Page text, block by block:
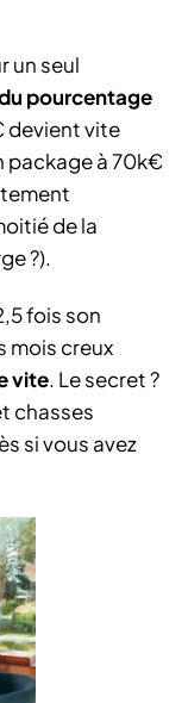
un seul
pourcentage
devient vite
package à 70k€
de la
?).
fois son
mois creux
vite. Le secret ?
chasses
si vous avez